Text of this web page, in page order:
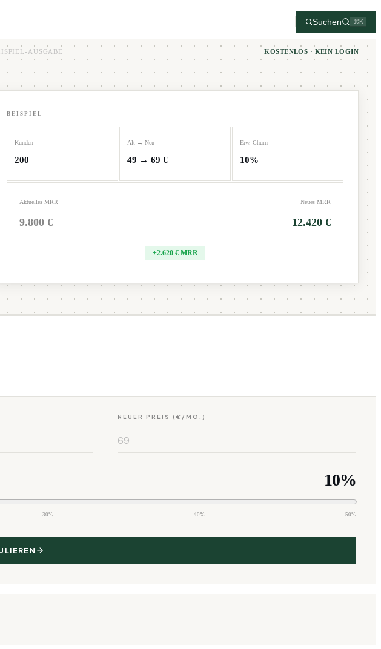
Suchen ⌘K
AUSGABE KOSTENLOS · KEIN LOGIN
BEISPIEL
Kunden
200
Alt → Neu
49 → 69 €
Erw. Churn
10%
Aktuelles MRR
9.800 €
Neues MRR
12.420 €
+2.620 € MRR
NEUER PREIS (€/MO.)
10%
30% 40% 50%